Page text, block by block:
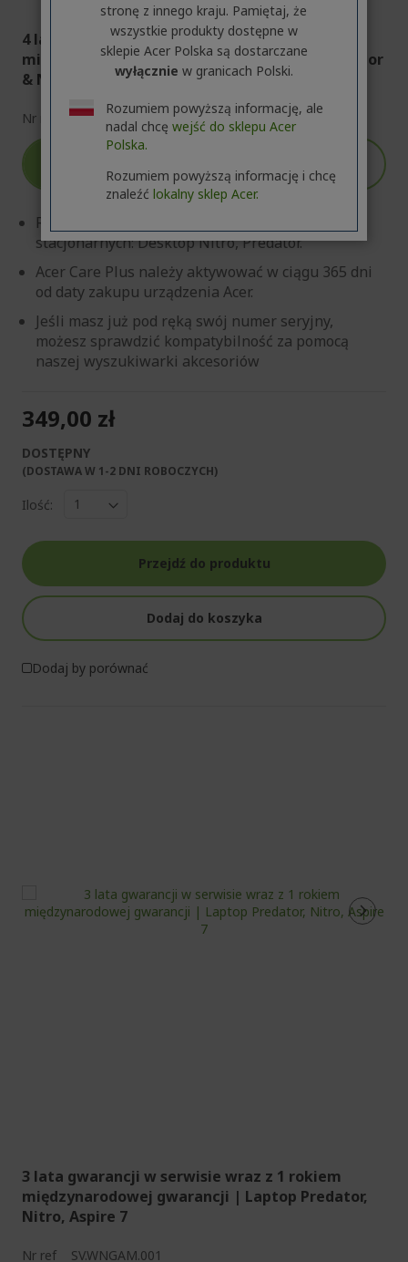
4 lata serwisu gwarancyjnego, w tym 1 rok
międzynarodowej gwarancji | Desktopy Predator
& Nitro
Nr ref SV.WDGAM.002
produktów w koszyku
Rozszerzenie gwarancji dotyczy komputerów
stacjonarnych: Desktop Nitro, Predator.
Acer Care Plus należy aktywować w ciągu 365 dni
od daty zakupu urządzenia Acer.
Jeśli masz już pod ręką swój numer seryjny,
możesz sprawdzić kompatybilność za pomocą
naszej wyszukiwarki akcesoriów
349,00 zł
DOSTĘPNY
(DOSTAWA W 1-2 DNI ROBOCZYCH)​
Ilość:
Przejdź do produktu
Dodaj do koszyka
Dodaj by porównać
3 lata gwarancji w serwisie wraz z 1 rokiem
międzynarodowej gwarancji | Laptop Predator,
Nitro, Aspire 7
Nr ref SV.WNGAM.001
stronę z innego kraju. Pamiętaj, że
wszystkie produkty dostępne w
sklepie Acer Polska są dostarczane
wyłącznie w granicach Polski.
Rozumiem powyższą informację, ale
nadal chcę wejść do sklepu Acer
Polska.
Rozumiem powyższą informację i chcę
znaleźć lokalny sklep Acer.